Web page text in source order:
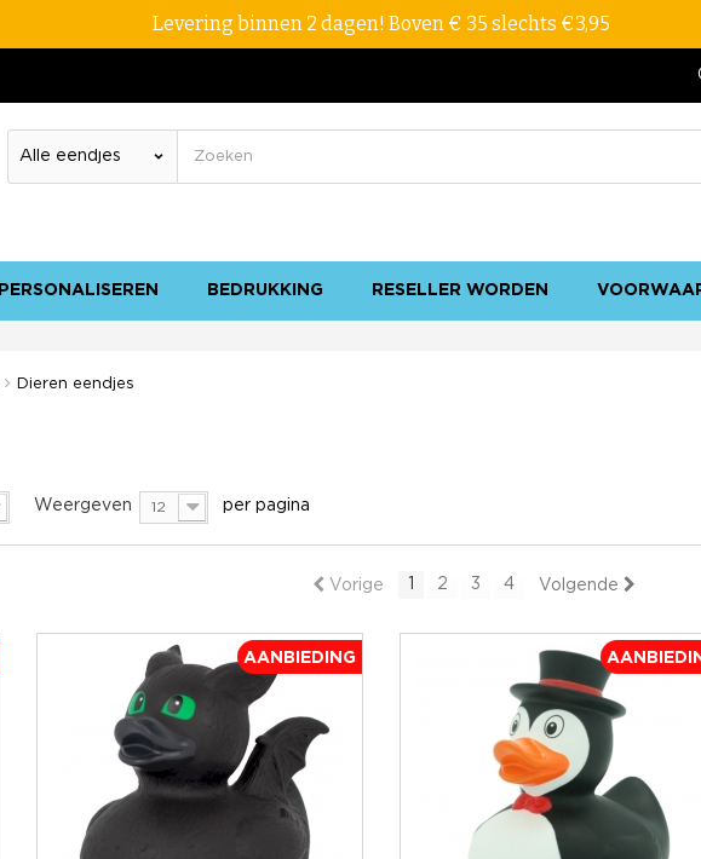
Levering binnen 2 dagen! Boven € 35 slechts €3,95
PERSONALISEREN BEDRUKKING RESELLER WORDEN
Dieren eendjes
Weergeven 12 per pagina
Vorige 2 3 4 Volgende
AANBIEDING